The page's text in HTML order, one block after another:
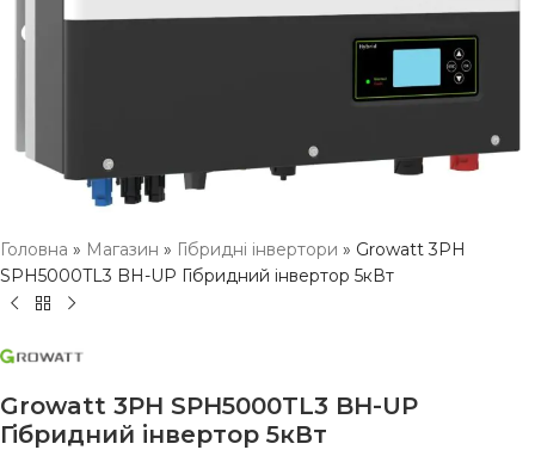
Головна » Магазин » Гібридні інвертори » Growatt 3PH
SPH5000TL3 BH-UP Гібридний інвертор 5кВт
Growatt 3PH SPH5000TL3 BH-UP
Гібридний інвертор 5кВт